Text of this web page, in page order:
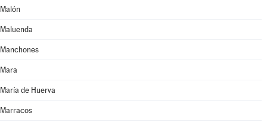
Malón
Maluenda
Manchones
Mara
María de Huerva
Marracos